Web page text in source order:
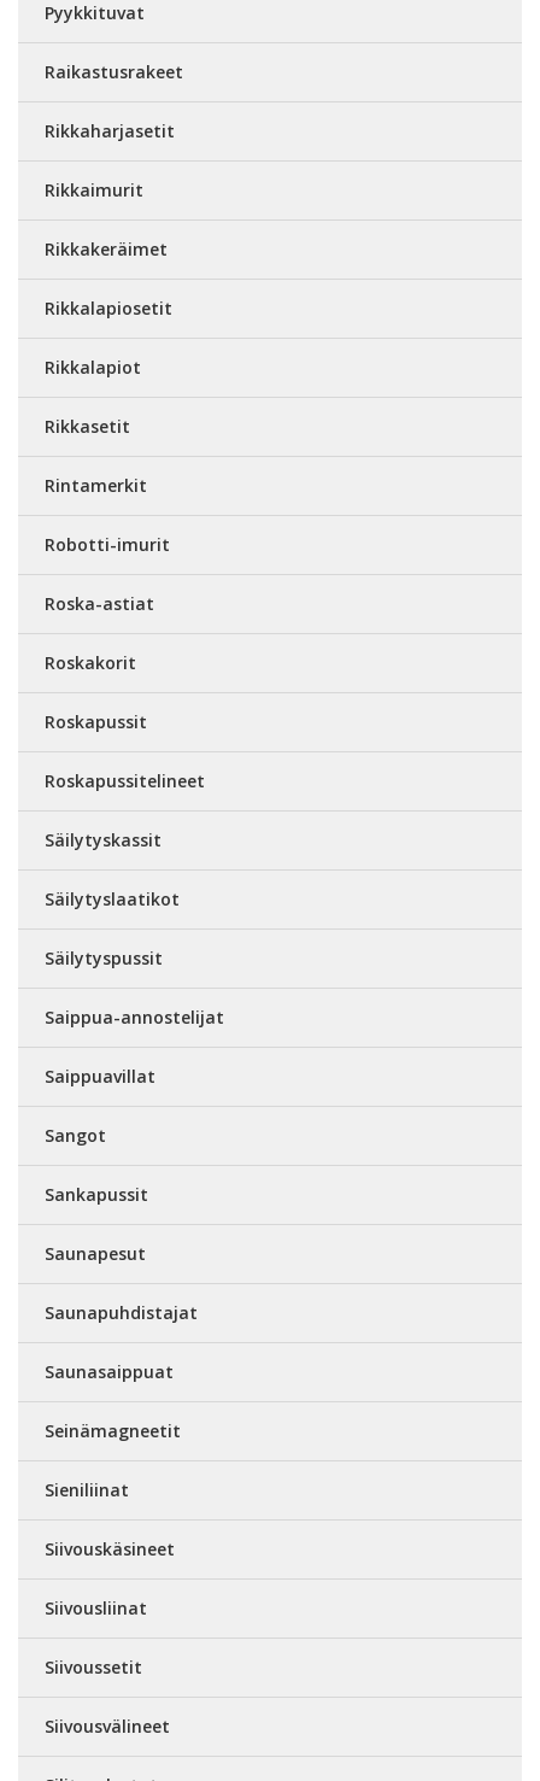
Pyykkituvat
Raikastusrakeet
Rikkaharjasetit
Rikkaimurit
Rikkakeräimet
Rikkalapiosetit
Rikkalapiot
Rikkasetit
Rintamerkit
Robotti-imurit
Roska-astiat
Roskakorit
Roskapussit
Roskapussitelineet
Säilytyskassit
Säilytyslaatikot
Säilytyspussit
Saippua-annostelijat
Saippuavillat
Sangot
Sankapussit
Saunapesut
Saunapuhdistajat
Saunasaippuat
Seinämagneetit
Sieniliinat
Siivouskäsineet
Siivousliinat
Siivoussetit
Siivousvälineet